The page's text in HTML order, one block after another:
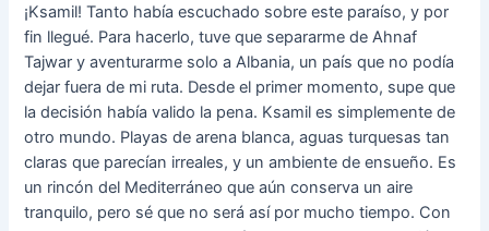
¡Ksamil! Tanto había escuchado sobre este paraíso, y por
fin llegué. Para hacerlo, tuve que separarme de Ahnaf
Tajwar y aventurarme solo a Albania, un país que no podía
dejar fuera de mi ruta. Desde el primer momento, supe que
la decisión había valido la pena. Ksamil es simplemente de
otro mundo. Playas de arena blanca, aguas turquesas tan
claras que parecían irreales, y un ambiente de ensueño. Es
un rincón del Mediterráneo que aún conserva un aire
tranquilo, pero sé que no será así por mucho tiempo. Con